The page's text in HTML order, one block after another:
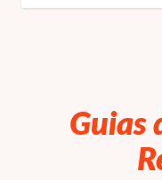
Guias